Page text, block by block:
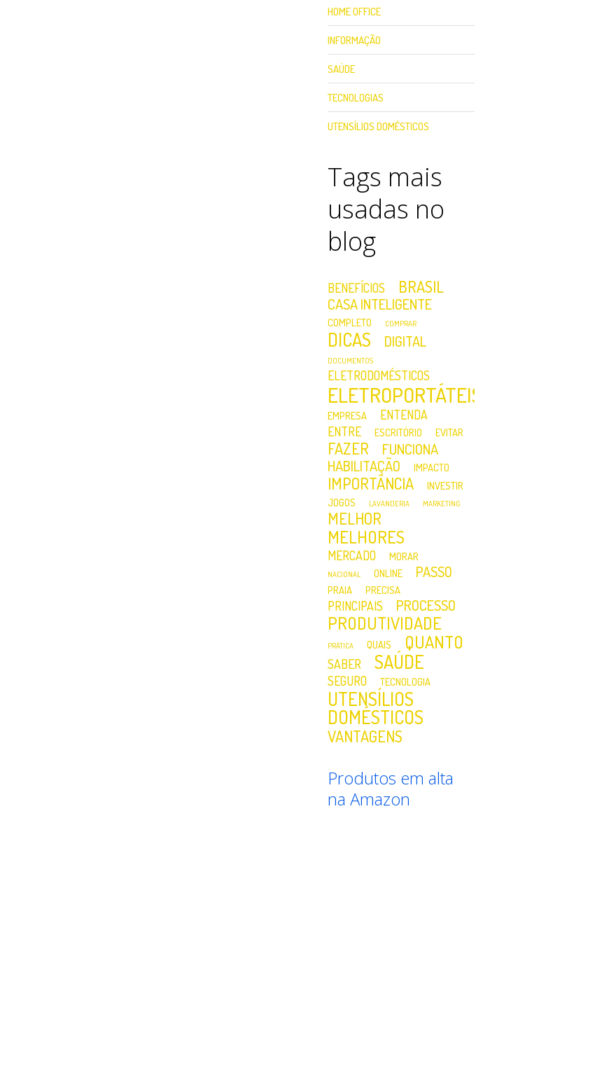
HOME OFFICE
INFORMAÇÃO
SAÚDE
TECNOLOGIAS
UTENSÍLIOS DOMÉSTICOS
Tags mais
usadas no
blog
BENEFÍCIOS BRASIL
CASA INTELIGENTE
COMPLETO COMPRAR
DICAS DIGITAL
DOCUMENTOS
ELETRODOMÉSTICOS
ELETROPORTÁTEIS
EMPRESA
ENTENDA
ENTRE
ESCRITÓRIO EVITAR
FAZER
FUNCIONA
HABILITAÇÃO
IMPACTO
IMPORTÂNCIA
INVESTIR
JOGOS
LAVANDERIA MARKETING
MELHOR
MELHORES
MERCADO MORAR
NACIONAL ONLINE PASSO
PRAIA PRECISA
PRINCIPAIS PROCESSO
PRODUTIVIDADE
PRÁTICA QUAIS QUANTO
SABER SAÚDE
SEGURO TECNOLOGIA
UTENSÍLIOS
DOMÉSTICOS
VANTAGENS
Produtos em alta
na Amazon